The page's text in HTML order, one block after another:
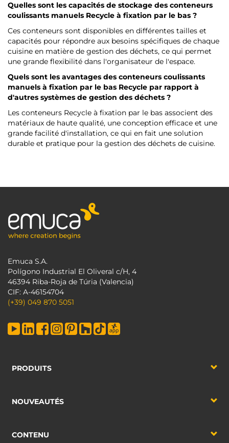
Quelles sont les capacités de stockage des conteneurs
coulissants manuels Recycle à fixation par le bas ?
Ces conteneurs sont disponibles en différentes tailles et
capacités pour répondre aux besoins spécifiques de chaque
cuisine en matière de gestion des déchets, ce qui permet
une grande flexibilité dans l'organisateur de l'espace.
Quels sont les avantages des conteneurs coulissants
manuels à fixation par le bas Recycle par rapport à
d'autres systèmes de gestion des déchets ?
Les conteneurs Recycle à fixation par le bas associent des
matériaux de haute qualité, une conception efficace et une
grande facilité d'installation, ce qui en fait une solution
durable et pratique pour la gestion des déchets de cuisine.
Emuca S.A.
Polígono Industrial El Oliveral c/H, 4
46394 Riba-Roja de Túria (Valencia)
CIF: A-46154704
(+39) 049 870 5051
PRODUITS
NOUVEAUTÉS
CONTENU